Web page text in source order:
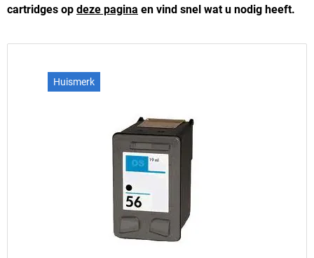
cartridges op deze pagina en vind snel wat u nodig heeft.
Huismerk